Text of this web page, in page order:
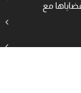
مع